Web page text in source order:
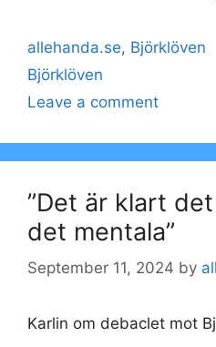
Categories
allehanda.se, Björklöven
Tags
Björklöven
Leave a comment
”Det är klart
det mentala”
September 11, 2024 by
Karlin om debaclet mot